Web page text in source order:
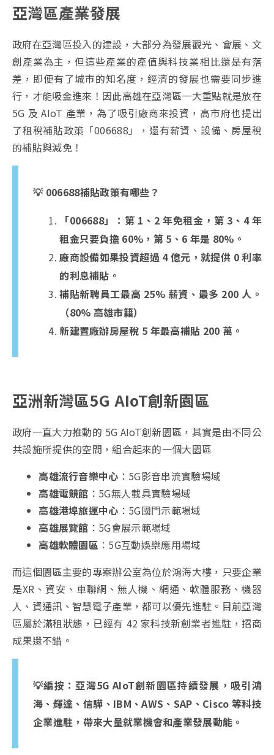
亞灣區產業發展
政府在亞灣區投入的建設，大部分為發展觀光、會展、文
創產業為主，但這些產業的產值與科技業相比還是有落
差，即便有了城市的知名度，經濟的發展也需要同步進
行，才能吸金進來！因此高雄在亞灣區一大重點就是放在
5G 及 AIoT 產業，為了吸引廠商來投資，高市府也提出
了租稅補貼政策「006688」，還有薪資、設備、房屋稅
的補貼與減免！
💡 006688補貼政策有哪些？
「006688」：第 1、2 年免租金，第 3、4 年
租金只要負擔 60%，第 5、6 年是 80%。
廠商設備如果投資超過 4 億元，就提供 0 利率
的利息補貼。
補貼新聘員工最高 25% 薪資、最多 200 人。
（80% 高雄市籍）
新建置廠辦房屋稅 5 年最高補貼 200 萬。
亞洲新灣區5G AIoT創新園區
政府一直大力推動的 5G AIoT創新園區，其實是由不同公
共設施所提供的空間，組合起來的一個大園區
高雄流行音樂中心 ：5G影音串流實驗場域
高雄電競館 ：5G無人載具實驗場域
高雄港埠旅運中心 ：5G國門示範場域
高雄展覽館 ：5G會展示範場域
高雄軟體園區 ：5G互動娛樂應用場域
而這個園區主要的專案辦公室為位於鴻海大樓，只要企業
是XR、資安、車聯網、無人機、網通、軟體服務、機器
人、資通訊、智慧電子產業，都可以優先進駐。 目前亞灣
區屬於滿租狀態，已經有 42 家科技新創業者進駐，招商
成果還不錯。
💡編按：亞灣5G AIoT創新園區持續發展，吸引鴻
海、輝達、信驊、IBM、AWS、SAP、Cisco 等科技
企業進駐，帶來大量就業機會和產業發展動能。